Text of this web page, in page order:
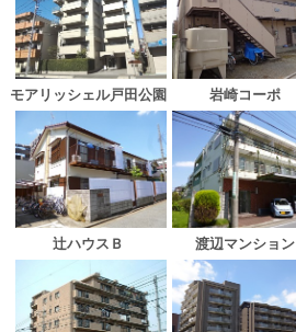
モアリッシェル戸田公園 岩崎コーポ
辻ハウスＢ 渡辺マンション